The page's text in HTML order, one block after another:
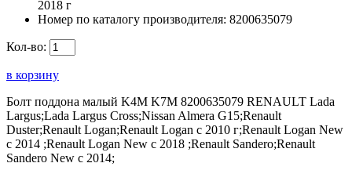
2018 г
Номер по каталогу производителя: 8200635079
Кол-во:
в корзину
Болт поддона малый K4M K7M 8200635079 RENAULT Lada
Largus;Lada Largus Cross;Nissan Almera G15;Renault
Duster;Renault Logan;Renault Logan c 2010 г;Renault Logan New
с 2014 ;Renault Logan New с 2018 ;Renault Sandero;Renault
Sandero New с 2014;